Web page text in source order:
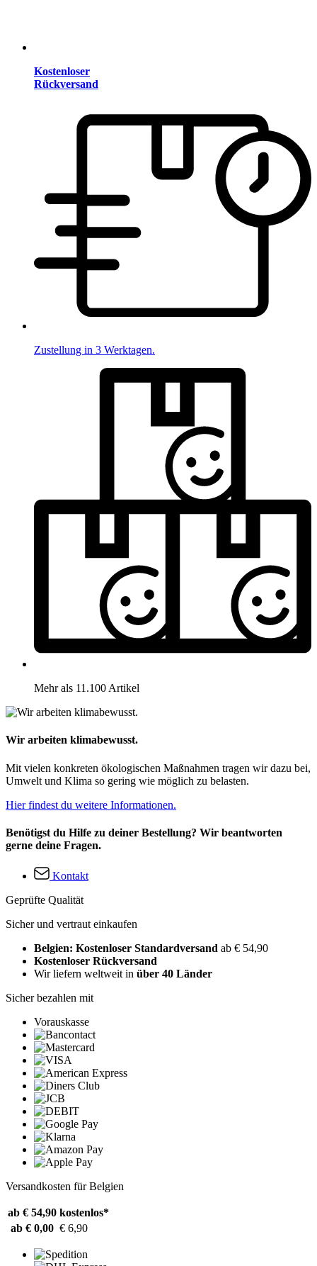
Kostenloser
Rückversand
Zustellung in 3 Werktagen.
Mehr als 11.100 Artikel
Wir arbeiten klimabewusst.
Mit vielen konkreten ökologischen Maßnahmen tragen wir dazu bei,
Umwelt und Klima so gering wie möglich zu belasten.
Hier findest du weitere Informationen.
Benötigst du Hilfe zu deiner Bestellung? Wir beantworten
gerne deine Fragen.
Kontakt
Geprüfte Qualität
Sicher und vertraut einkaufen
Belgien: Kostenloser Standardversand ab € 54,90
Kostenloser Rückversand
Wir liefern weltweit in über 40 Länder
Sicher bezahlen mit
Vorauskasse
Versandkosten für Belgien
ab € 54,90 kostenlos*
ab € 0,00 € 6,90